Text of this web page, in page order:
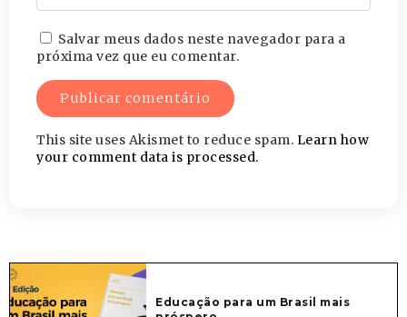
Salvar meus dados neste navegador para a
próxima vez que eu comentar.
This site uses Akismet to reduce spam. Learn how
your comment data is processed.
Educação para um Brasil mais